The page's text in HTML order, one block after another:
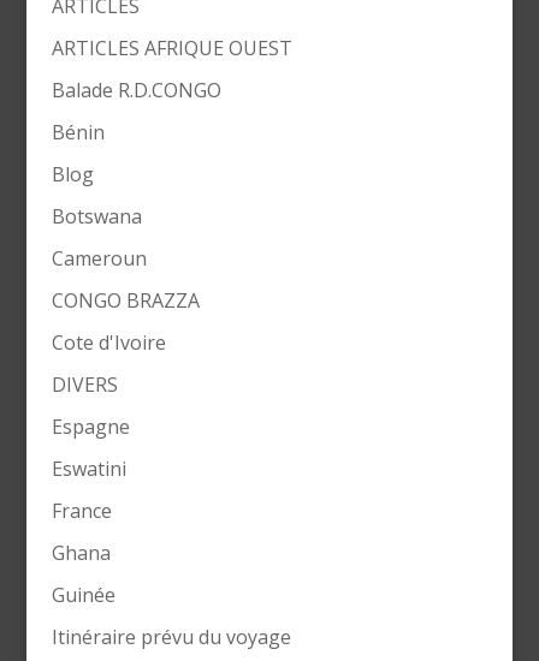
ARTICLES
ARTICLES AFRIQUE OUEST
Balade R.D.CONGO
Bénin
Blog
Botswana
Cameroun
CONGO BRAZZA
Cote d'Ivoire
DIVERS
Espagne
Eswatini
France
Ghana
Guinée
Itinéraire prévu du voyage